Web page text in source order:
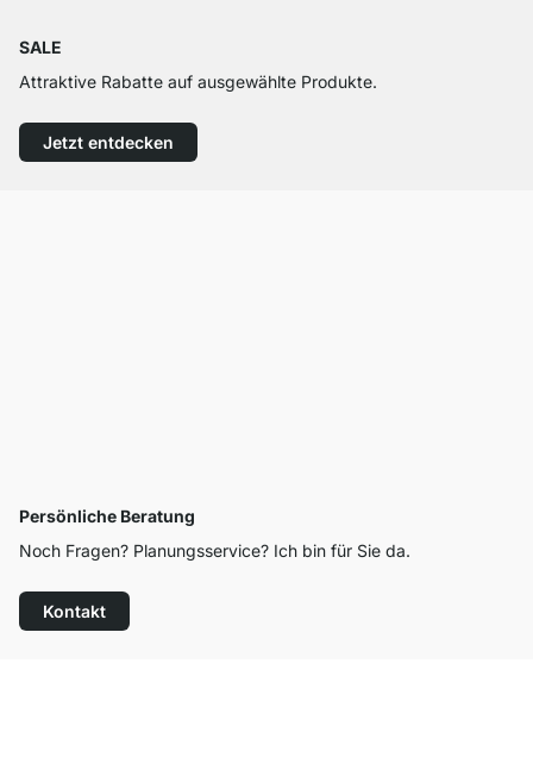
SALE
Attraktive Rabatte auf ausgewählte Produkte.
Jetzt entdecken
Persönliche Beratung
Noch Fragen? Planungsservice? Ich bin für Sie da.
Kontakt